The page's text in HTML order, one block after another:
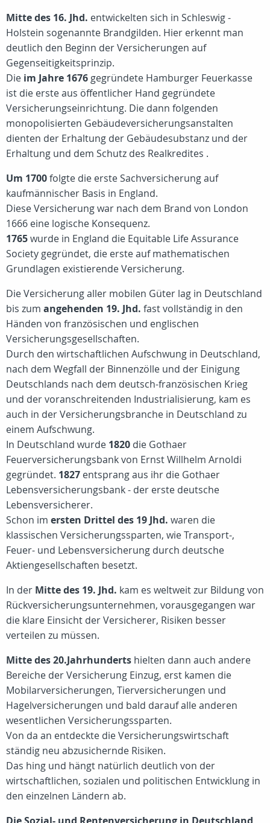
Mitte des 16. Jhd. entwickelten sich in Schleswig -
Holstein sogenannte Brandgilden. Hier erkennt man
deutlich den Beginn der Versicherungen auf
Gegenseitigkeitsprinzip.
Die im Jahre 1676 gegründete Hamburger Feuerkasse
ist die erste aus öffentlicher Hand gegründete
Versicherungseinrichtung. Die dann folgenden
monopolisierten Gebäudeversicherungsanstalten
dienten der Erhaltung der Gebäudesubstanz und der
Erhaltung und dem Schutz des Realkredites .
Um 1700folgte die erste Sachversicherung auf
kaufmännischer Basis in England.
Diese Versicherung war nach dem Brand von London
1666 eine logische Konsequenz.
1765wurde in England die Equitable Life Assurance
Society gegründet, die erste auf mathematischen
Grundlagen existierende Versicherung.
Die Versicherung aller mobilen Güter lag in Deutschland
bis zum angehenden 19. Jhd. fast vollständig in den
Händen von französischen und englischen
Versicherungsgesellschaften.
Durch den wirtschaftlichen Aufschwung in Deutschland,
nach dem Wegfall der Binnenzölle und der Einigung
Deutschlands nach dem deutsch-französischen Krieg
und der voranschreitenden Industrialisierung, kam es
auch in der Versicherungsbranche in Deutschland zu
einem Aufschwung.
In Deutschland wurde 1820 die Gothaer
Feuerversicherungsbank von Ernst Willhelm Arnoldi
gegründet. 1827 entsprang aus ihr die Gothaer
Lebensversicherungsbank - der erste deutsche
Lebensversicherer.
Schon im ersten Drittel des 19 Jhd. waren die
klassischen Versicherungssparten, wie Transport-,
Feuer- und Lebensversicherung durch deutsche
Aktiengesellschaften besetzt.
In der Mitte des 19. Jhd. kam es weltweit zur Bildung von
Rückversicherungsunternehmen, vorausgegangen war
die klare Einsicht der Versicherer, Risiken besser
verteilen zu müssen.
Mitte des 20.Jahrhunderts hielten dann auch andere
Bereiche der Versicherung Einzug, erst kamen die
Mobilarversicherungen, Tierversicherungen und
Hagelversicherungen und bald darauf alle anderen
wesentlichen Versicherungssparten.
Von da an entdeckte die Versicherungswirtschaft
ständig neu abzusichernde Risiken.
Das hing und hängt natürlich deutlich von der
wirtschaftlichen, sozialen und politischen Entwicklung in
den einzelnen Ländern ab.